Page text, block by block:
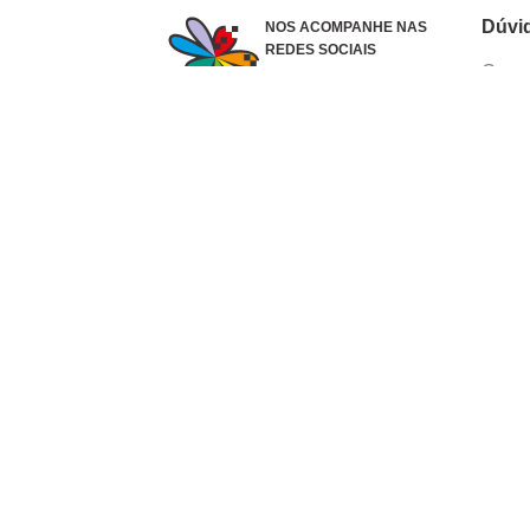
NOS ACOMPANHE NAS
REDES SOCIAIS